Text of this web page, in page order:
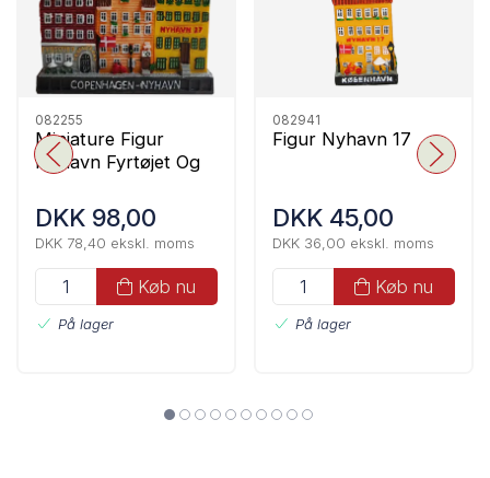
082255
Miniature Figur
Nyhavn Fyrtøjet Og
DKK 98,00
DKK 78,40 ekskl. moms
Køb nu
På lager
082941
Figur Nyhavn 17
DKK 45,00
DKK 36,00 ekskl. moms
Køb nu
På lager